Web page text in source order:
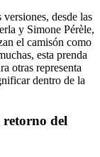
desde las
y Simone Pérèle,
el camisón como
esta prenda
otras representa
dentro de la
retorno del